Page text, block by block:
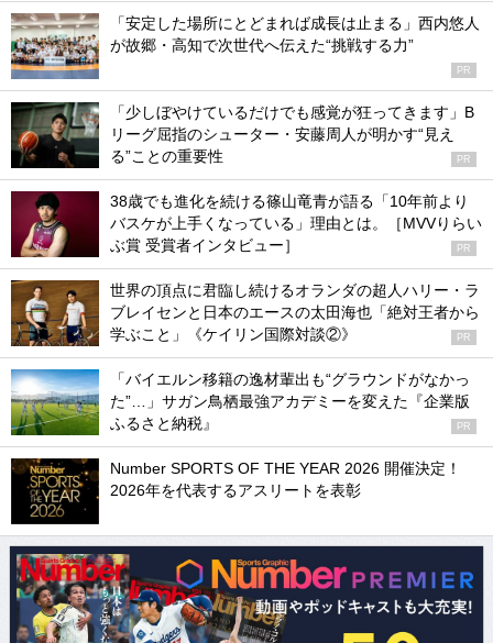
「安定した場所にとどまれば成長は止まる」西内悠人
が故郷・高知で次世代へ伝えた“挑戦する力”
PR
「少しぼやけているだけでも感覚が狂ってきます」B
リーグ屈指のシューター・安藤周人が明かす“見え
る”ことの重要性
PR
38歳でも進化を続ける篠山竜青が語る「10年前より
バスケが上手くなっている」理由とは。［MVVりらい
ぶ賞 受賞者インタビュー］
PR
世界の頂点に君臨し続けるオランダの超人ハリー・ラ
ブレイセンと日本のエースの太田海也「絶対王者から
学ぶこと」《ケイリン国際対談②》
PR
「バイエルン移籍の逸材輩出も“グラウンドがなかっ
た”…」サガン鳥栖最強アカデミーを変えた『企業版
ふるさと納税』
PR
Number SPORTS OF THE YEAR 2026 開催決定！
2026年を代表するアスリートを表彰